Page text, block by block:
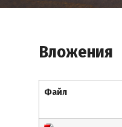
Вложения
Файл